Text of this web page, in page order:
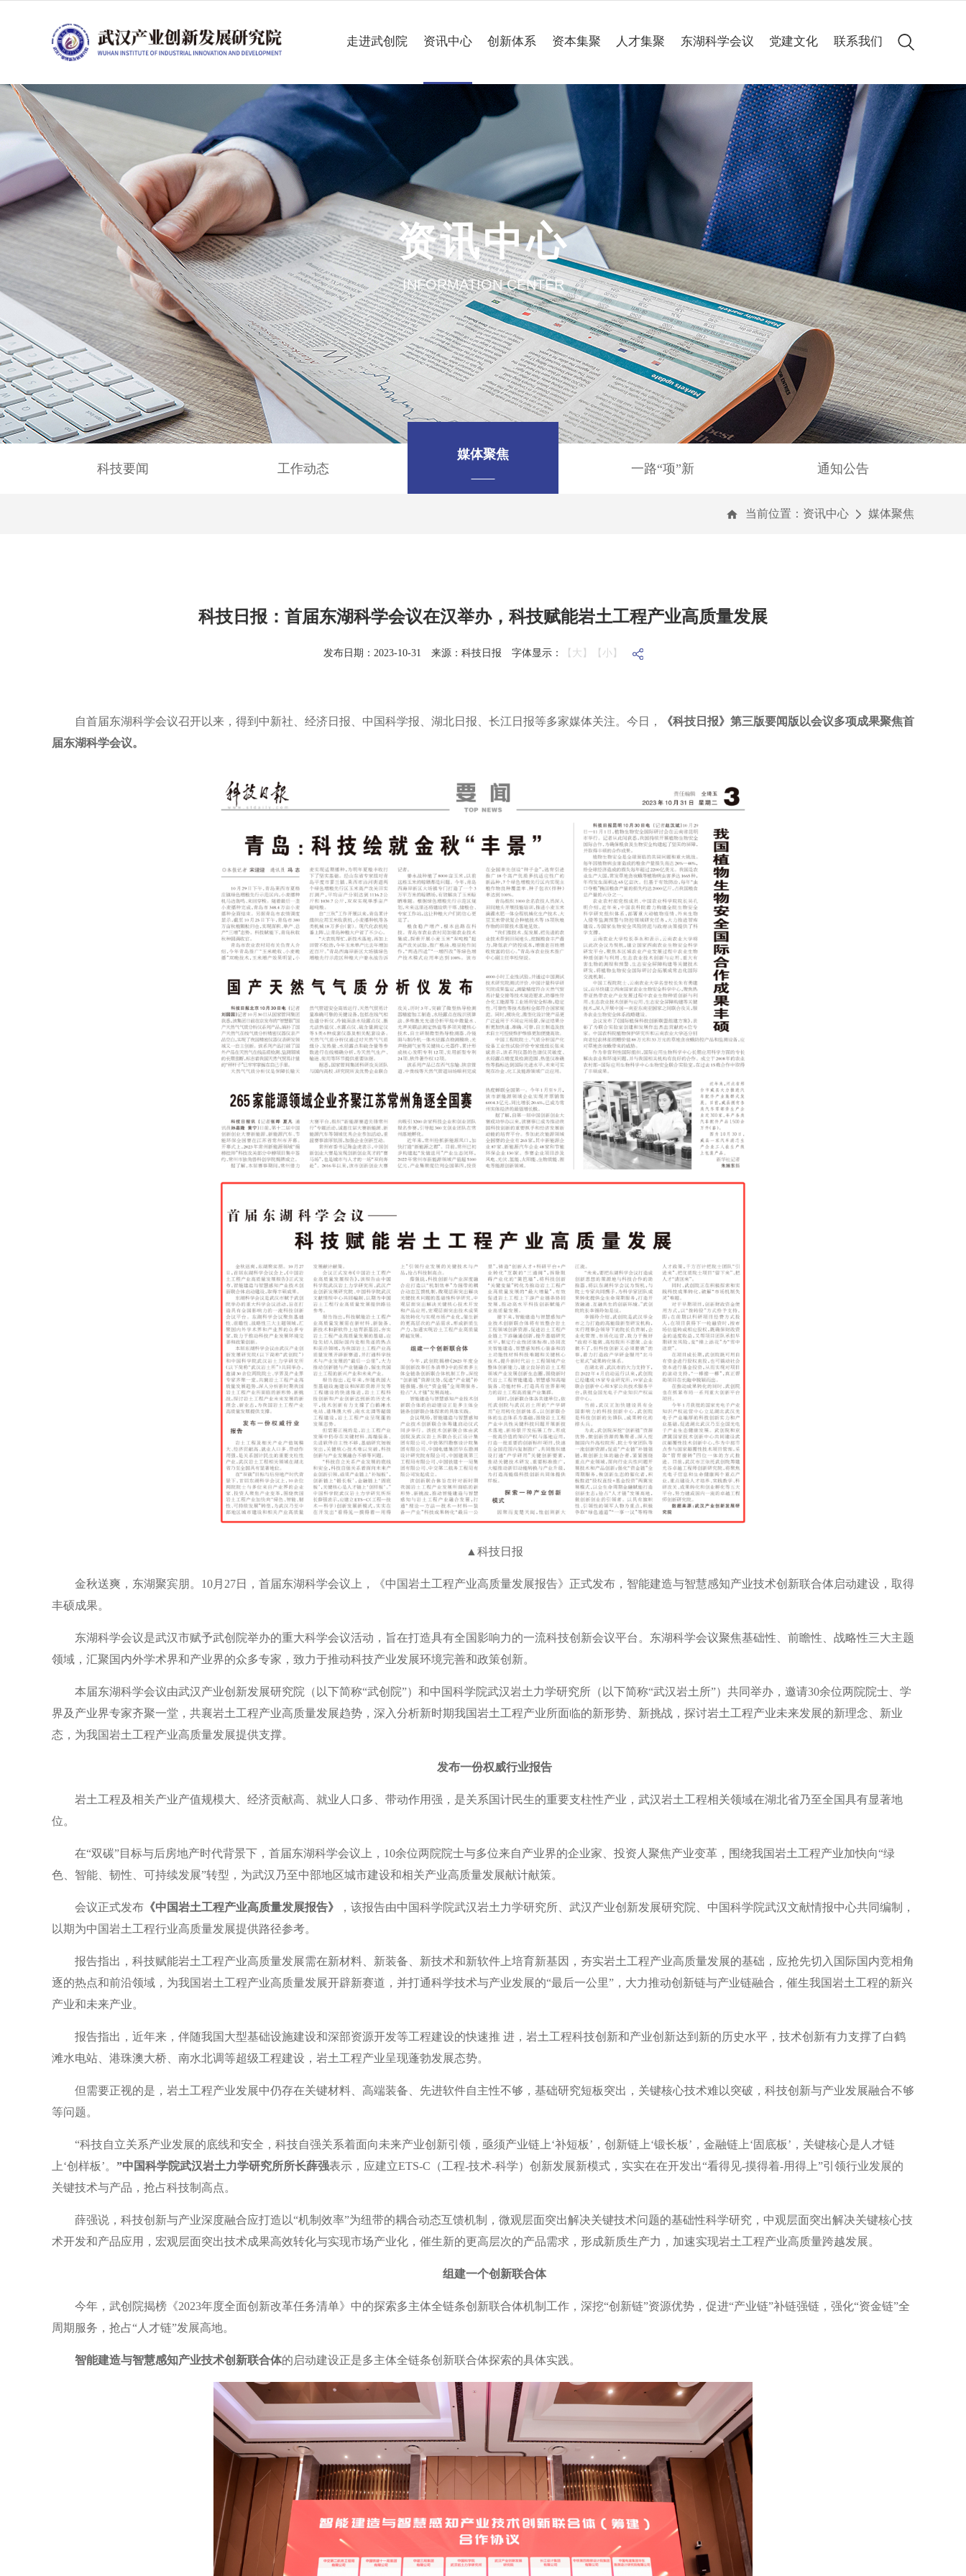
走进武创院
关于我们
理事会
大事记
园区介绍
资讯中心
科技要闻
工作动态
一路“项”新
通知公告
创新体系
专业研究所
企业联合创新中心
公共服务平台
项目意向申报
资本集聚 人才集聚 东湖科学会议
会议简介
历届集锦
高清图集
会议聚焦
精彩60秒
线上申办
党建文化
党建动态
专题专栏
联系我们
资讯中心
INFORMATION CENTER
科技要闻 工作动态
媒体聚焦
一路“项”新
通知公告
当前位置： 资讯中心 媒体聚焦
科技日报：首届东湖科学会议在汉举办，科技赋能岩土工程产业高质量发展
发布日期：2023-10-31 来源：科技日报 字体显示： 【大】 【小】
自首届东湖科学会议召开以来，得到中新社、经济日报、中国科学报、湖北日报、长江日报等多家媒体关注。今日，
《科技日报》第三版要闻版以会议多项成果聚焦首
届东湖科学会议。
▲科技日报
金秋送爽，东湖聚宾朋。10月27日，首届东湖科学会议上，《中国岩土工程产业高质量发展报告》正式发布，智能建造与智慧感知产业技术创新联合体启动建设，取得
丰硕成果。
东湖科学会议是武汉市赋予武创院举办的重大科学会议活动，旨在打造具有全国影响力的一流科技创新会议平台。东湖科学会议聚焦基础性、前瞻性、战略性三大主题
领域，汇聚国内外学术界和产业界的众多专家，致力于推动科技产业发展环境完善和政策创新。
本届东湖科学会议由武汉产业创新发展研究院（以下简称“武创院”）和中国科学院武汉岩土力学研究所（以下简称“武汉岩土所”）共同举办，邀请30余位两院院士、学
界及产业界专家齐聚一堂，共襄岩土工程产业高质量发展趋势，深入分析新时期我国岩土工程产业所面临的新形势、新挑战，探讨岩土工程产业未来发展的新理念、新业
态，为我国岩土工程产业高质量发展提供支撑。
发布一份权威行业报告
岩土工程及相关产业产值规模大、经济贡献高、就业人口多、带动作用强，是关系国计民生的重要支柱性产业，武汉岩土工程相关领域在湖北省乃至全国具有显著地
位。
在“双碳”目标与后房地产时代背景下，首届东湖科学会议上，10余位两院院士与多位来自产业界的企业家、投资人聚焦产业变革，围绕我国岩土工程产业加快向“绿
色、智能、韧性、可持续发展”转型，为武汉乃至中部地区城市建设和相关产业高质量发展献计献策。
会议正式发布 《中国岩土工程产业高质量发展报告》
，该报告由中国科学院武汉岩土力学研究所、武汉产业创新发展研究院、中国科学院武汉文献情报中心共同编制，
以期为中国岩土工程行业高质量发展提供路径参考。
报告指出，科技赋能岩土工程产业高质量发展需在新材料、新装备、新技术和新软件上培育新基因，夯实岩土工程产业高质量发展的基础，应抢先切入国际国内竞相角
逐的热点和前沿领域，为我国岩土工程产业高质量发展开辟新赛道，并打通科学技术与产业发展的“最后一公里”，大力推动创新链与产业链融合，催生我国岩土工程的新兴
产业和未来产业。
报告指出，近年来，伴随我国大型基础设施建设和深部资源开发等工程建设的快速推 进，岩土工程科技创新和产业创新达到新的历史水平，技术创新有力支撑了白鹤
滩水电站、港珠澳大桥、南水北调等超级工程建设，岩土工程产业呈现蓬勃发展态势。
但需要正视的是，岩土工程产业发展中仍存在关键材料、高端装备、先进软件自主性不够，基础研究短板突出，关键核心技术难以突破，科技创新与产业发展融合不够
等问题。
“科技自立关系产业发展的底线和安全，科技自强关系着面向未来产业创新引领，亟须产业链上‘补短板’，创新链上‘锻长板’，金融链上‘固底板’，关键核心是人才链
上‘创样板’。 ”中国科学院武汉岩土力学研究所所长薛强表示，应建立ETS-C（工程-技术-科学）创新发展新模式，实实在在开发出“看得见-摸得着-用得上”引领行业发展的
关键技术与产品，抢占科技制高点。
薛强说，科技创新与产业深度融合应打造以“机制效率”为纽带的耦合动态互馈机制，微观层面突出解决关键技术问题的基础性科学研究，中观层面突出解决关键核心技
术开发和产品应用，宏观层面突出技术成果高效转化与实现市场产业化，催生新的更高层次的产品需求，形成新质生产力，加速实现岩土工程产业高质量跨越发展。
组建一个创新联合体
今年，武创院揭榜《2023年度全面创新改革任务清单》中的探索多主体全链条创新联合体机制工作，深挖“创新链”资源优势，促进“产业链”补链强链，强化“资金链”全
周期服务，抢占“人才链”发展高地。
智能建造与智慧感知产业技术创新联合体的启动建设正是多主体全链条创新联合体探索的具体实践。